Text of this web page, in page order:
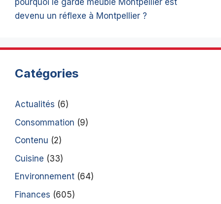
pourquoi le garde meuble Montpellier est
devenu un réflexe à Montpellier ?
Catégories
Actualités (6)
Consommation (9)
Contenu (2)
Cuisine (33)
Environnement (64)
Finances (605)